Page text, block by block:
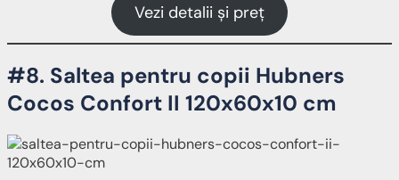
Vezi detalii și preț
#8. Saltea pentru copii Hubners
Cocos Confort II 120x60x10 cm